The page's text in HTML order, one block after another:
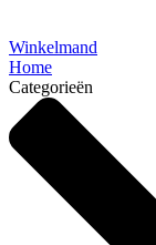
Winkelmand
Home
Categorieën